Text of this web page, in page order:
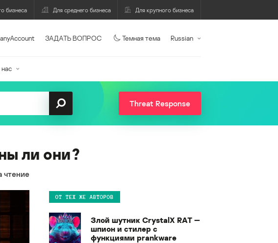
бизнеса Для среднего бизнеса Для крупного бизнеса
ЗАДАТЬ ВОПРОС Темная тема Russian
Threat Response
ли они?
чтение
ОТ ТЕХ ЖЕ АВТОРОВ
Злой шутник CrystalX RAT —
шпион и стилер с
функциями prankware